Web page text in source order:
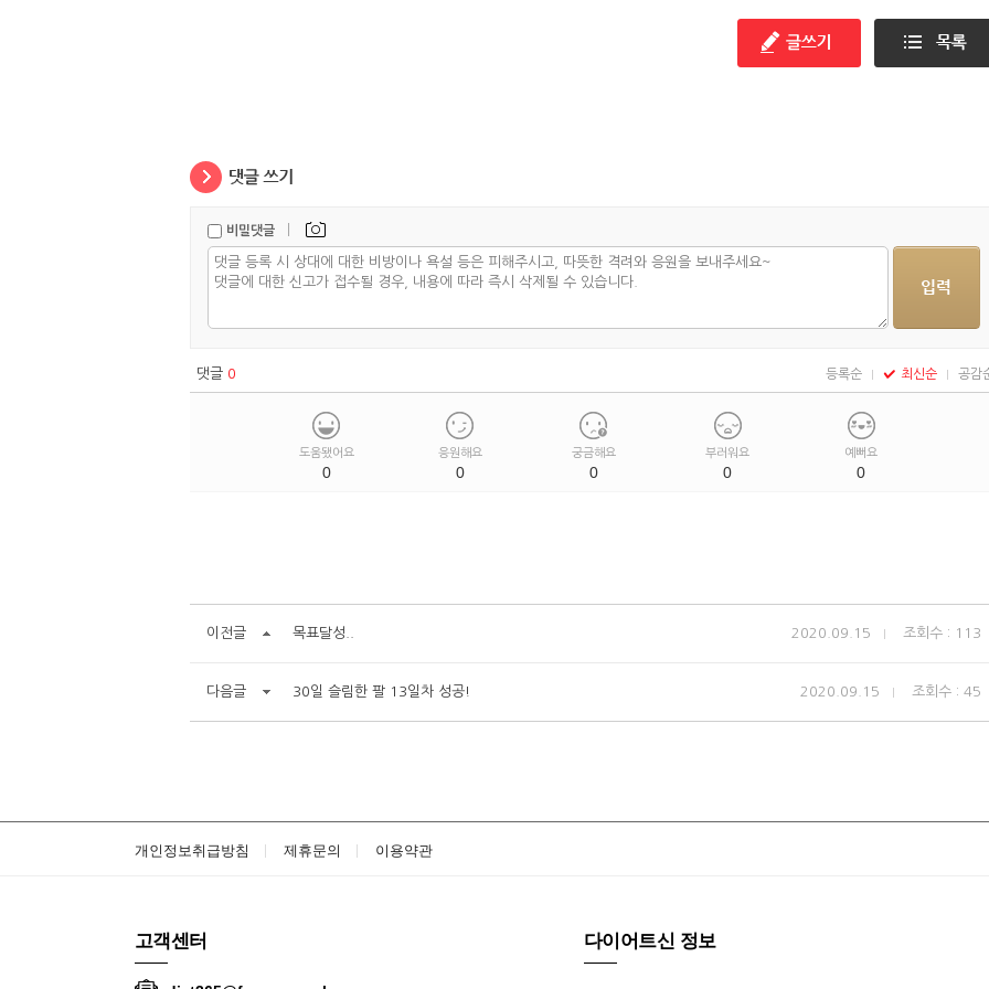
비밀댓글
댓글 0 등록순 최신순 공감
도움됐어요
0
응원해요
0
궁금해요
0
부러워요
0
예뻐요
0
이전글 목표달성.. 2020.09.15 조회수 : 113
다음글 30일 슬림한 팔 13일차 성공! 2020.09.15 조회수 : 45
개인정보취급방침 제휴문의 이용약관
고객센터 다이어트신 정보